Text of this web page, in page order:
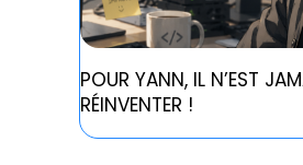
POUR YANN, IL N’EST
RÉINVENTER !